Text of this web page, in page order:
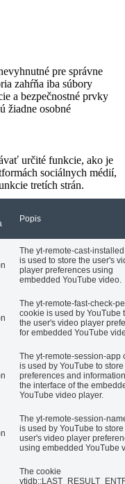
pre správne
zahŕňa iba súbory
a bezpečnostné prvky
žiadne osobné
určité funkcie, ako je
sociálnych médií,
tretích strán.
Popis
The yt-remote-cast-
is used to store the user's
player preferences using
embedded YouTube video.
The yt-remote-fast-check-
cookie is used by YouTube
the user's video player
for embedded YouTube
The yt-remote-session-app
is used by YouTube to
preferences and
the interface of the
YouTube video player.
The yt-remote-session-
is used by YouTube to
user's video player
using embedded YouTube
The cookie